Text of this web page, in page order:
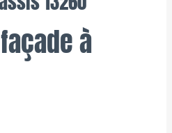
à